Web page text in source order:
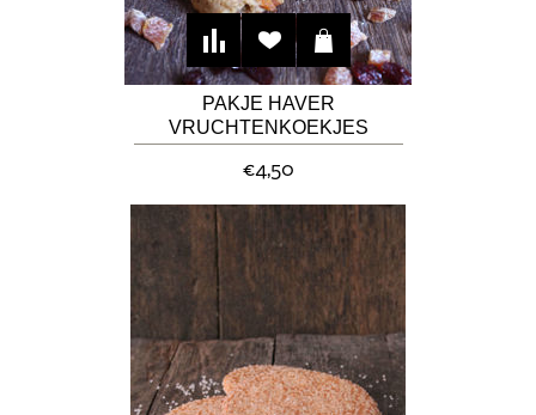
PAKJE HAVER
VRUCHTENKOEKJES
€4,50